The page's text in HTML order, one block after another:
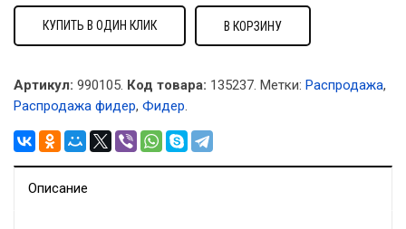
КУПИТЬ В ОДИН КЛИК В КОРЗИНУ
Артикул: 990105. Код товара: 135237. Метки: Распродажа,
Распродажа фидер, Фидер.
Описание